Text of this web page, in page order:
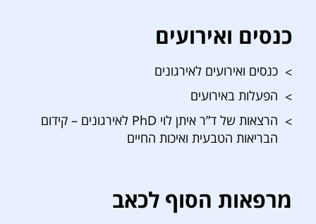
כנסים ואירועים
כנסים ואירועים לאירגונים
הפעלות באירועים
הרצאות של ד”ר איתן לוי PhD לאירגונים – קידום
הבריאות הטבעית ואיכות החיים
מרפאות הסוף לכאב